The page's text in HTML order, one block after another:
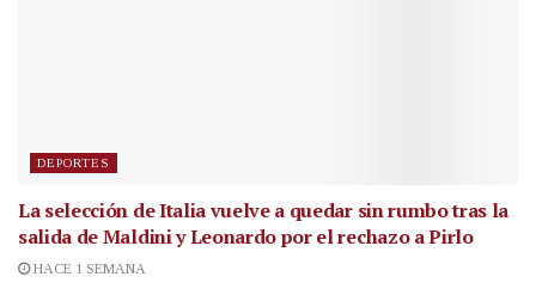
DEPORTES
La selección de Italia vuelve a quedar sin rumbo tras la
salida de Maldini y Leonardo por el rechazo a Pirlo
HACE 1 SEMANA